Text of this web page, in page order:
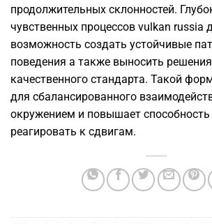
продолжительных склонностей.
чувственных процессов vulkan russia
возможность создать устойчивые
поведения а также выносить
качественного стандарта. Такой
для сбалансированного
окружением и повышает способность
реагировать к сдвигам.